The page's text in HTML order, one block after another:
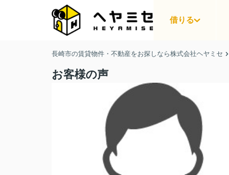
借りる
長崎市の賃貸物件・不動産をお探しなら株式会社ヘヤミセ
お客様の声